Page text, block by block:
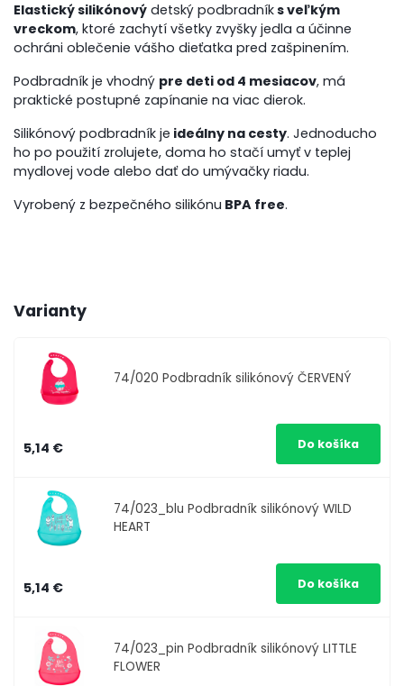
Elastický silikónový detský podbradníks veľkým
vreckom, ktoré zachytí všetky zvyšky jedla a účinne
ochráni oblečenie vášho dieťatka pred zašpinením.
Podbradník je vhodný pre deti od 4 mesiacov, má
praktické postupné zapínanie na viac dierok.
Silikónový podbradník je ideálny na cesty. Jednoducho
ho po použití zrolujete, doma ho stačí umyť v teplej
mydlovej vode alebo dať do umývačky riadu.
Vyrobený z bezpečného silikónu BPA free.
Varianty
74/020 Podbradník silikónový ČERVENÝ
5,14 €
74/023_blu Podbradník silikónový WILD
HEART
5,14 €
74/023_pin Podbradník silikónový LITTLE
FLOWER